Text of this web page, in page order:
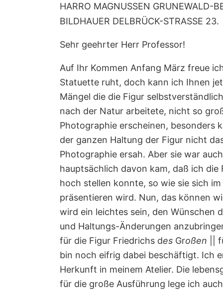
HARRO MAGNUSSEN GRUNEWALD-
BILDHAUER DELBRÜCK-STRASSE 23.
Sehr geehrter Herr Professor!
Auf Ihr Kommen Anfang März freue
Statuette ruht, doch kann ich Ihnen
Mängel die die Figur
nach der Natur arbeitete, nicht so
Photographie erscheinen, besonders
der ganzen Haltung der Figur nicht
Photographie ersah. Aber sie war
hauptsächlich davon kam, daß ich
hoch stellen konnte, so wie sie sich
präsentieren wird. Nun, das können
wird ein leichtes sein, den Wünschen
und Haltungs-Änderungen
für die Figur Friedrichs desGroßen
||
bin noch eifrig dabei beschäftigt. Ich
Herkunft in meinem Atelier. Die
für die große Ausführung lege ich